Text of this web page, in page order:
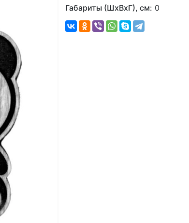
Габариты (ШхВхГ), см: 0